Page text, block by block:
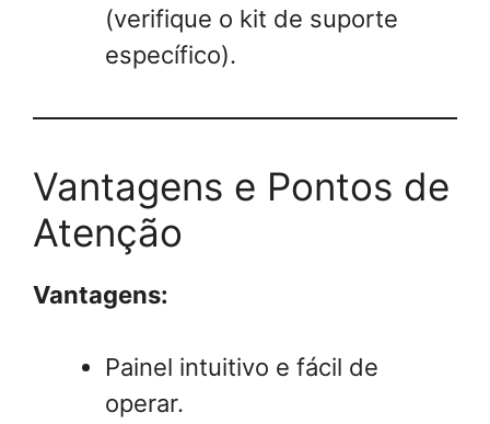
(verifique o kit de suporte
específico).
Vantagens e Pontos de
Atenção
Vantagens:
Painel intuitivo e fácil de
operar.